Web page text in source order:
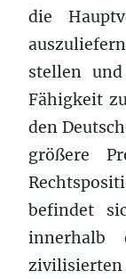
die
stellen
Fähigkeit
den
größere
befindet
innerhalb
zivilisierten